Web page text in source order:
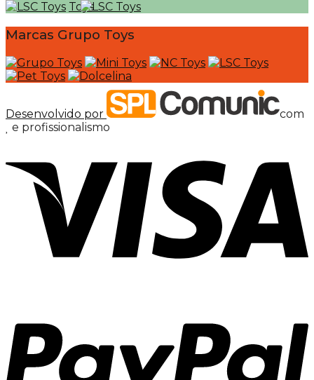
Marcas Grupo Toys
Desenvolvido por
com
e profissionalismo